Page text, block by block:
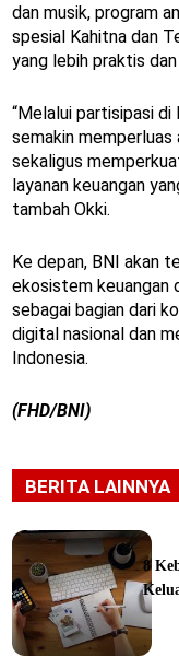
dan musik, program
spesial Kahitna dan
yang lebih praktis dan
“Melalui partisipasi
semakin
sekaligus
layanan keuangan
tambah Okki.
Ke depan, BNI akan
ekosistem keuangan
sebagai bagian dari
digital nasional dan
Indonesia.
(FHD/BNI)
BERITA LAINNYA
8